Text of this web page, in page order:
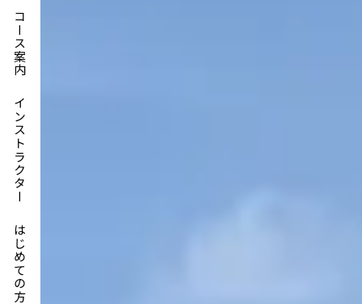
コース案内
インストラクター
はじめての方